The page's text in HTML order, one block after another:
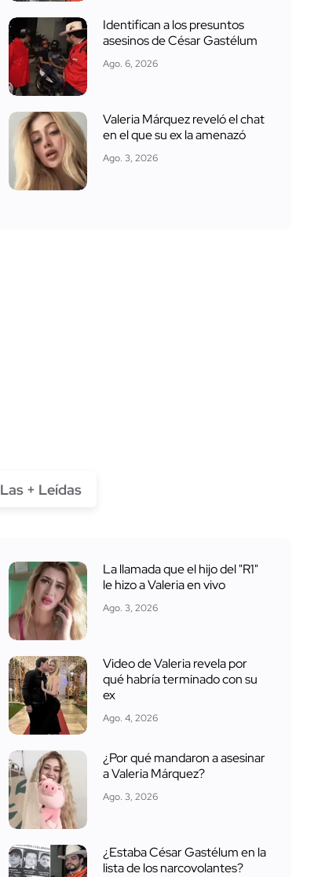
Identifican a los presuntos
asesinos de César Gastélum
Ago. 6, 2026
Valeria Márquez reveló el chat
en el que su ex la amenazó
Ago. 3, 2026
Las + Leídas
La llamada que el hijo del "R1"
le hizo a Valeria en vivo
Ago. 3, 2026
Video de Valeria revela por
qué habría terminado con su
ex
Ago. 4, 2026
¿Por qué mandaron a asesinar
a Valeria Márquez?
Ago. 3, 2026
¿Estaba César Gastélum en la
lista de los narcovolantes?